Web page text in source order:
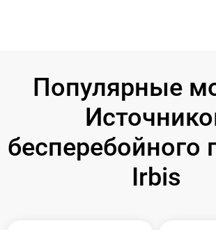
Популярные
бесперебойного
Irbis